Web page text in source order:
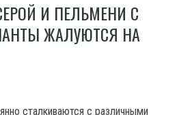
И ПЕЛЬМЕНИ С
ЖАЛУЮТСЯ НА
сталкиваются с различными